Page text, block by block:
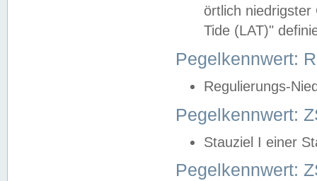
örtlich
Tide (LAT)"
Pegelkennwert:
Regulierungs-
Pegelkennwert:
Stauziel I einer
Pegelkennwert: